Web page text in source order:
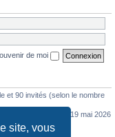
site, vous
de moi
et 90 invités (selon le nombre
le mar. 19 mai 2026